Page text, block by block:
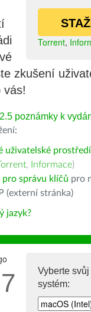
Torrent,
zkušení
vás!
poznámky k
uživatelské
, Informace)
správu klíčů pro
(externí stránka)
jazyk?
Vyberte
systém: